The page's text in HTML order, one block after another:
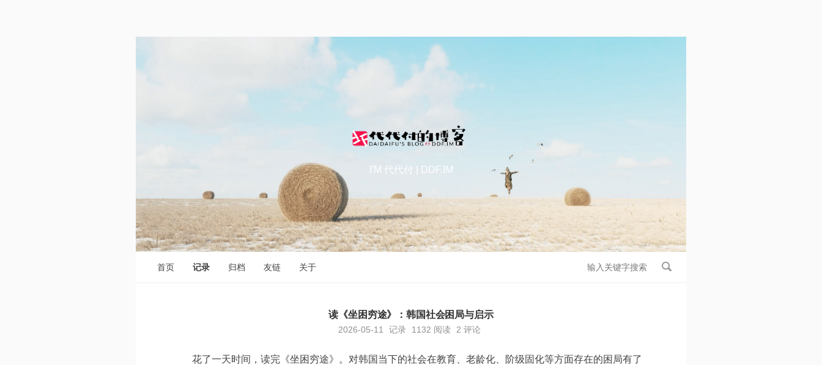
I'M 代代付 | DDF.IM
首页 记录 归档 友链 关于
读《坐困穷途》：韩国社会困局与启示
2026-05-11 记录 1132 阅读 2 评论
花了一天时间，读完《坐困穷途》。对韩国当下的社会在教育、老龄化、阶级固化等方面存在的困局有了